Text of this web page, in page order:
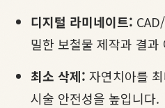
디지털 라미네이트:
밀한 보철물 제작과 결과
최소 삭제: 자연치아를
시술 안전성을 높입니다.